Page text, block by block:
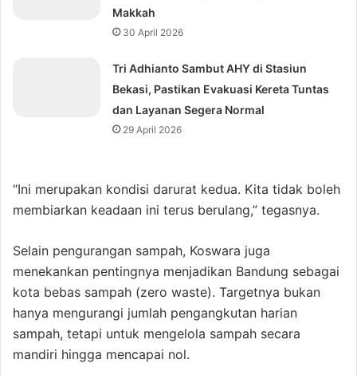
Makkah
30 April 2026
Tri Adhianto Sambut AHY di Stasiun
Bekasi, Pastikan Evakuasi Kereta Tuntas
dan Layanan Segera Normal
29 April 2026
“Ini merupakan kondisi darurat kedua. Kita tidak boleh
membiarkan keadaan ini terus berulang,” tegasnya.
Selain pengurangan sampah, Koswara juga
menekankan pentingnya menjadikan Bandung sebagai
kota bebas sampah (zero waste). Targetnya bukan
hanya mengurangi jumlah pengangkutan harian
sampah, tetapi untuk mengelola sampah secara
mandiri hingga mencapai nol.